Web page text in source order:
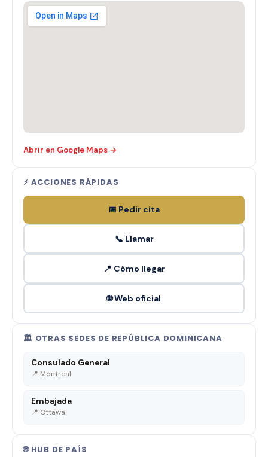
Abrir en Google Maps →
⚡ ACCIONES RÁPIDAS
📅 Pedir cita
📞 Llamar
📍 Cómo llegar
🌐 Web oficial
🏛️ OTRAS SEDES DE REPÚBLICA DOMINICANA
Consulado General
📍 Montreal
Embajada
📍 Ottawa
🌐 HUB DE PAÍS